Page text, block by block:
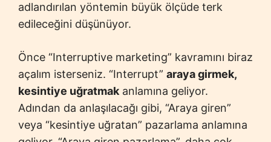
adlandırılan yöntemin büyük ölçüde terk
edileceğini düşünüyor.
Önce “Interruptive marketing” kavramını biraz
açalım isterseniz. “Interrupt” araya girmek,
kesintiye uğratmak anlamına geliyor.
Adından da anlaşılacağı gibi, “Araya giren”
veya “kesintiye uğratan” pazarlama anlamına